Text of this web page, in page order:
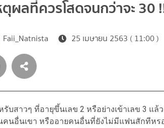
ตุผลที่ควรโสดจนกว่าจะ 30
Faii_Natnista 25 เมษายน 2563 ( 11:00 )
บสาวๆ ที่อายุขึ้นเลข 2 หรือย่างเข้าเลข 3 แล้
คนอื่นเขา หรืออายคนอื่นที่ยังไม่มีแฟนสักทีหร